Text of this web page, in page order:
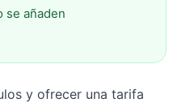
se añaden
y ofrecer una tarifa